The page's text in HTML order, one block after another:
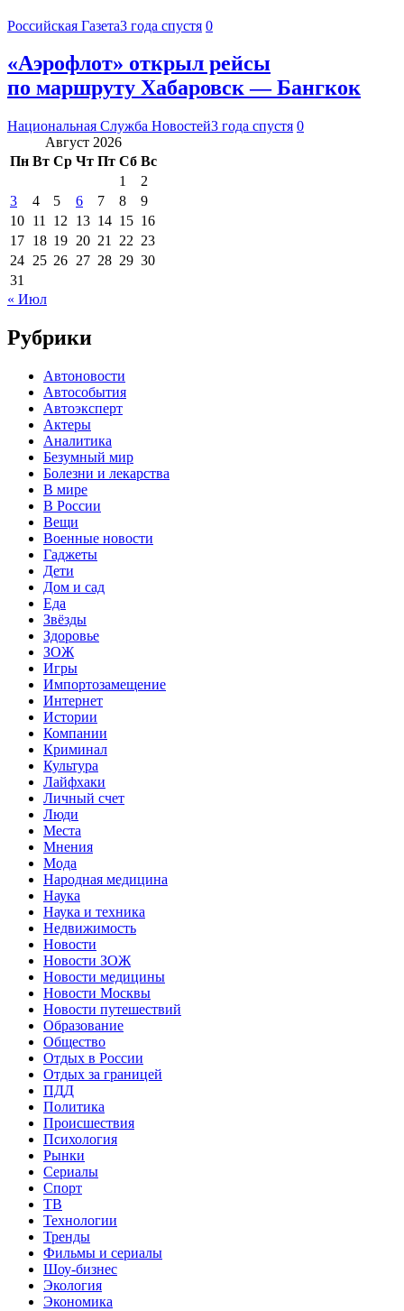
Российская Газета3 года спустя 0
«Аэрофлот» открыл рейсы
по маршруту Хабаровск — Бангкок
Национальная Служба Новостей3 года спустя 0
Август 2026
Пн Вт Ср Чт Пт Сб Вс
1
2
3
4 5 6 7 8
9
10 11 12 13 14 15 16
17 18 19 20 21 22 23
24 25 26 27 28 29 30
31
« Июл
Рубрики
Автоновости
Автособытия
Автоэксперт
Актеры
Аналитика
Безумный мир
Болезни и лекарства
В мире
В России
Вещи
Военные новости
Гаджеты
Дети
Дом и сад
Еда
Звёзды
Здоровье
ЗОЖ
Игры
Импортозамещение
Интернет
Истории
Компании
Криминал
Культура
Лайфхаки
Личный счет
Люди
Места
Мнения
Мода
Народная медицина
Наука
Наука и техника
Недвижимость
Новости
Новости ЗОЖ
Новости медицины
Новости Москвы
Новости путешествий
Образование
Общество
Отдых в России
Отдых за границей
ПДД
Политика
Происшествия
Психология
Рынки
Сериалы
Спорт
ТВ
Технологии
Тренды
Фильмы и сериалы
Шоу-бизнес
Экология
Экономика